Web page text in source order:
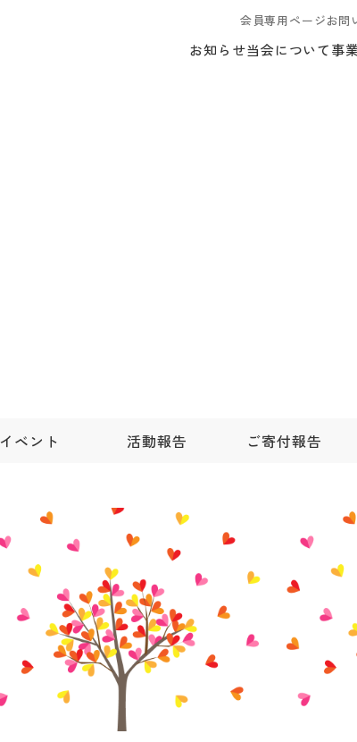
会員専用ページお問
お知らせ当会について事
イベント 活動報告 ご寄付報告